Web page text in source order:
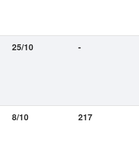
25/10 -
8/10 217